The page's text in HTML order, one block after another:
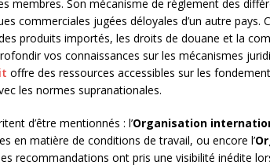
membres. Son mécanisme de règlement des
commerciales jugées déloyales d’un autre pays.
produits importés, les droits de douane et la
vos connaissances sur les mécanismes
offre des ressources accessibles sur les
les normes supranationales.
d’être mentionnés : l’Organisation
en matière de conditions de travail, ou encore l’
recommandations ont pris une visibilité inédite